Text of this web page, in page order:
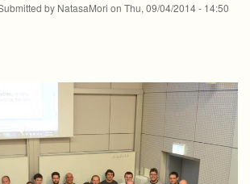
by NatasaMori on Thu, 09/04/2014 - 14:50